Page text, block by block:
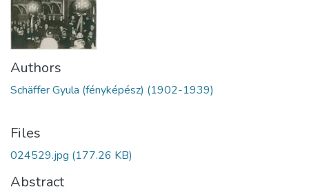
Authors
Schäffer Gyula (fényképész) (1902-1939)
Files
024529.jpg (177.26 KB)
Abstract